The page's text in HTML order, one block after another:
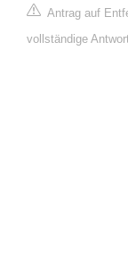
Antrag auf
vollständige